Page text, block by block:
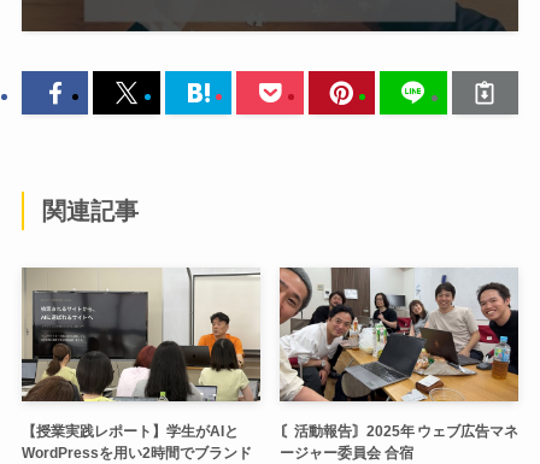
関連記事
【授業実践レポート】学生がAIと
WordPressを用い2時間でブランド
〘活動報告〙2025年 ウェブ広告マネ
ージャー委員会 合宿